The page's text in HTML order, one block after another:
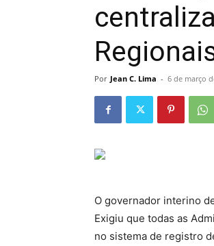
Por Jean C. Lima - 6 de março
O governador interino
Exigiu que todas as
no sistema de registro